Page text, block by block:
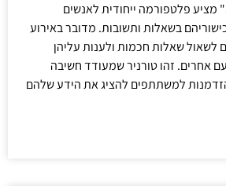
מציע פלטפורמה ייחודית לאנשים
בשאלות ותשובות. מדובר באירוע
לשאול שאלות חכמות ולענות עליהן
אחרים. זהו טורניר שמעודד חשיבה
למשתתפים להציג את הידע שלהם